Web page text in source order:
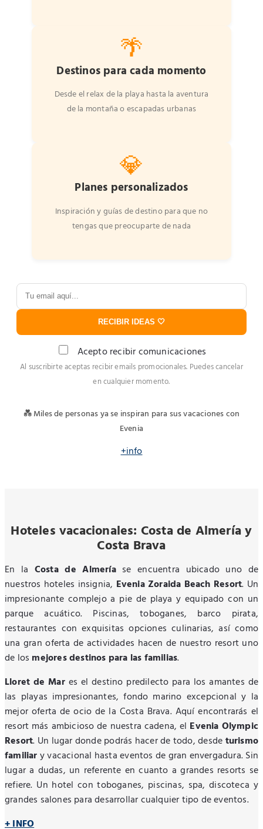
🌴
Destinos para cada momento
Desde el relax de la playa hasta la aventura
de la montaña o escapadas urbanas
💎
Planes personalizados
Inspiración y guías de destino para que no
tengas que preocuparte de nada
RECIBIR IDEAS 🤍
Acepto recibir comunicaciones
Al suscribirte aceptas recibir emails promocionales. Puedes cancelar
en cualquier momento.
💑 Miles de personas ya se inspiran para sus vacaciones con
Evenia
+info
Hoteles vacacionales: Costa de Almería y
Costa Brava
En la Costa de Almeríase encuentra ubicado uno de
nuestros hoteles insignia, Evenia Zoraida Beach Resort. Un
impresionante complejo a pie de playa y equipado con un
parque acuático. Piscinas, toboganes, barco pirata,
restaurantes con exquisitas opciones culinarias, así como
una gran oferta de actividades hacen de nuestro resort uno
de los mejores destinos para las familias.
Lloret de Mares el destino predilecto para los amantes de
las playas impresionantes, fondo marino excepcional y la
mejor oferta de ocio de la Costa Brava. Aquí encontrarás el
resort más ambicioso de nuestra cadena, el Evenia Olympic
Resort. Un lugar donde podrás hacer de todo, desdeturismo
familiary vacacional hasta eventos de gran envergadura. Sin
lugar a dudas, un referente en cuanto a grandes resorts se
refiere. Un hotel con toboganes, piscinas, spa, discoteca y
grandes salones para desarrollar cualquier tipo de eventos.
+ INFO